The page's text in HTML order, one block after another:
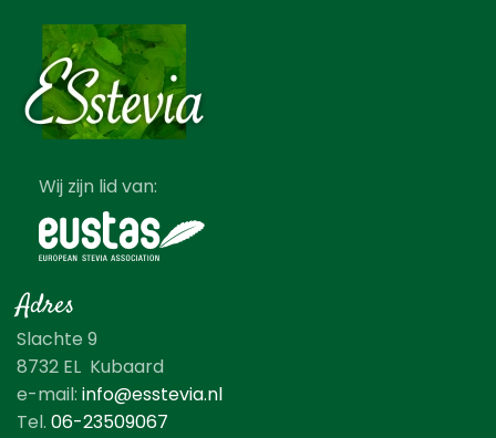
Wij zijn lid van:
Adres
Slachte 9
8732 EL Kubaard
e-mail: info@esstevia.nl
Tel. 06-23509067